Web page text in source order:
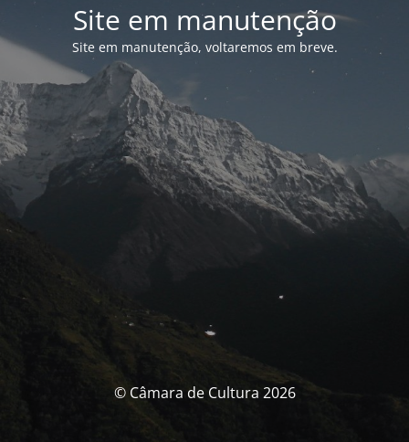
Site em manutenção
Site em manutenção, voltaremos em breve.
© Câmara de Cultura 2026